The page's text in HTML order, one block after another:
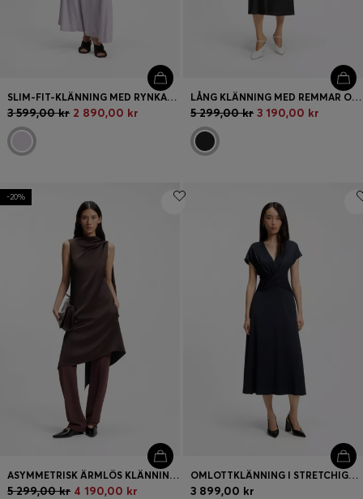
SLIM-FIT-KLÄNNING MED RYNKADE DETALJER
3 599,00 kr 2 890,00 kr
LÅNG KLÄNNING MED REMMAR OCH LASERSKURNA DETALJER
5 299,00 kr 3 190,00 kr
-20%
ASYMMETRISK ÄRMLÖS KLÄNNING I DRAPERAD SABEL-SATIN
5 299,00 kr 4 190,00 kr
OMLOTTKLÄNNING I STRETCHIGT TYG
3 899,00 kr